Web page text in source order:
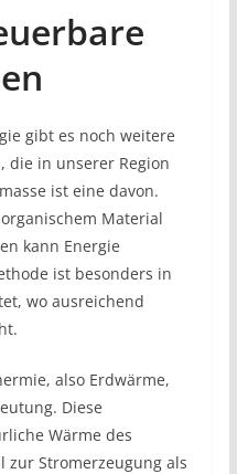
gibt es noch weitere
die in unserer Region
ist eine davon.
Material
kann Energie
ist besonders in
wo ausreichend
also Erdwärme,
Diese
Wärme des
zur Stromerzeugung als